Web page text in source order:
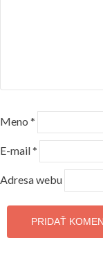
Meno *
E-mail*
Adresa webu